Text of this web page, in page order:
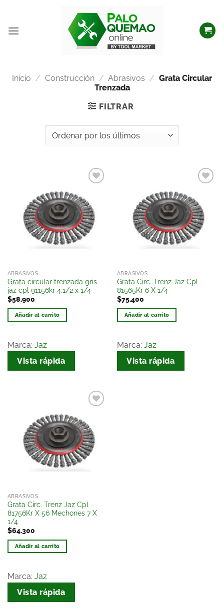
Inicio / Construcción / Abrasivos / Grata Circular
Trenzada
FILTRAR
a la
lista
de
deseos
ABRASIVOS
Grata circular trenzada gris
jaz cpl 91156kr 4.1/2 x 1/4
$58.900
Añadir al carrito
Marca: Jaz
Vista rápida
a la
lista
de
deseos
ABRASIVOS
Grata Circ. Trenz Jaz Cpl
81565Kr 6 X 1/4
$75.400
Añadir al carrito
Marca: Jaz
Vista rápida
a la
lista
de
deseos
ABRASIVOS
Grata Circ. Trenz Jaz Cpl
81756Kr X 56 Mechones 7 X
1/4
$64.300
Añadir al carrito
Marca: Jaz
Vista rápida